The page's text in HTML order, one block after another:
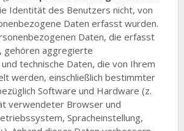
Identität des Benutzers nicht, von
Daten erfasst wurden.
Daten, die erfasst
gehören aggregierte
technische Daten, die von Ihrem
werden, einschließlich bestimmter
Software und Hardware (z.
verwendeter Browser und
Spracheinstellung,